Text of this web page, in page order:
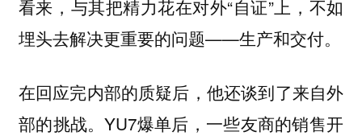
看来，与其把精力花在对外“自证”上，不如
埋头去解决更重要的问题——生产和交付。
在回应完内部的质疑后，他还谈到了来自外
部的挑战。YU7爆单后，一些友商的销售开